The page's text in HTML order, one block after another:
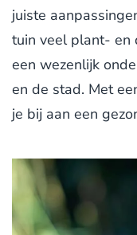
juiste
tuin veel plant- en
een wezenlijk
en de stad. Met
je bij aan een